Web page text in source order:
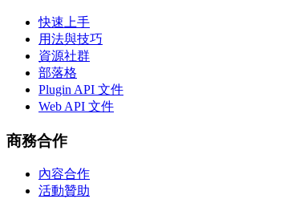
快速上手
用法與技巧
資源社群
部落格
Plugin API 文件
Web API 文件
商務合作
內容合作
活動贊助